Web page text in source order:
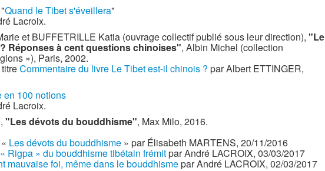
Quand le Tibet s'éveillera"
Lacroix.
et BUFFETRILLE Katia (ouvrage collectif publié sous leur direction), "Le
Réponses à cent questions chinoises", Albin Michel (collection
»), Paris, 2002.
Commentaire du livre Le Tibet est-il chinois ? par Albert ETTINGER,
en 100 notions
Lacroix.
"Les dévots du bouddhisme", Max Milo, 2016.
Les dévots du bouddhisme » par Élisabeth MARTENS, 20/11/2016
Rigpa » du bouddhisme tibétain frémitpar André LACROIX, 03/03/2017
mauvaise foi, même dans le bouddhismepar André LACROIX, 02/03/2017